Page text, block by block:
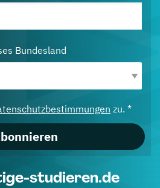
Bundesland
zu. *
studieren.de